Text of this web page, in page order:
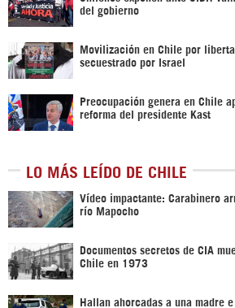
del gobierno
Movilización en Chile por
secuestrado por Israel
Preocupación genera en Chile
reforma del presidente Kast
LO MÁS LEÍDO DE CHILE
Vídeo impactante: Carabinero
río Mapocho
Documentos secretos de CIA
Chile en 1973
Hallan ahorcadas a una madre